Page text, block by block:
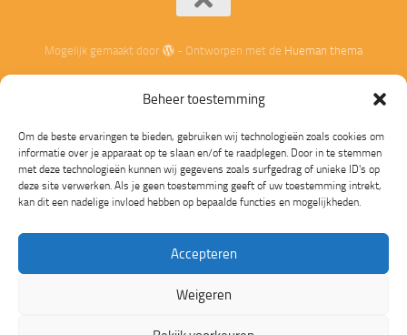
Beheer toestemming
Om de beste ervaringen te bieden, gebruiken wij technologieën zoals cookies om
informatie over je apparaat op te slaan en/of te raadplegen. Door in te stemmen
met deze technologieën kunnen wij gegevens zoals surfgedrag of unieke ID's op
deze site verwerken. Als je geen toestemming geeft of uw toestemming intrekt,
kan dit een nadelige invloed hebben op bepaalde functies en mogelijkheden.
Accepteren
Weigeren
Mogelijk gemaakt door - Ontworpen met de Hueman thema